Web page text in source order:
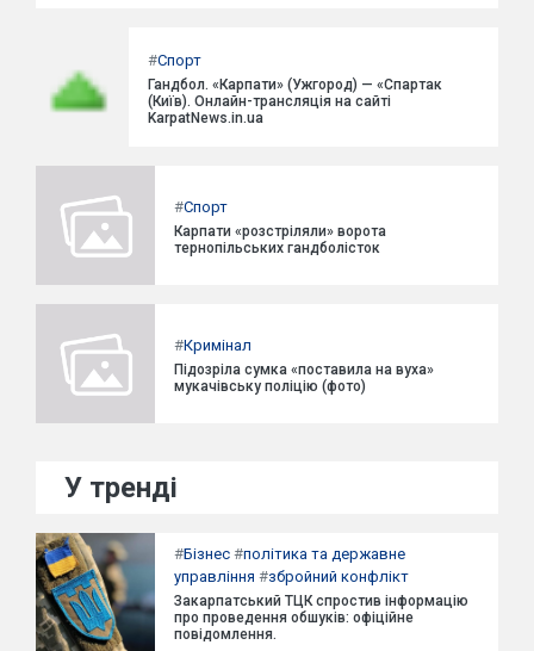
#Спорт
Гандбол. «Карпати» (Ужгород) — «Спартак
(Київ). Онлайн-трансляція на сайті
KarpatNews.in.ua
#Спорт
Карпати «розстріляли» ворота
тернопільських гандболісток
#Кримінал
Підозріла сумка «поставила на вуха»
мукачівську поліцію (фото)
У тренді
#Бізнес #політика та державне
управління #збройний конфлікт
Закарпатський ТЦК спростив інформацію
про проведення обшуків: офіційне
повідомлення.